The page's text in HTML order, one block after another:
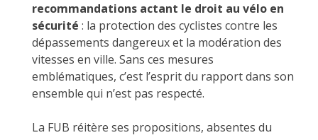
recommandations actant le droit au vélo en
sécurité : la protection des cyclistes contre les
dépassements dangereux et la modération des
vitesses en ville. Sans ces mesures
emblématiques, c’est l’esprit du rapport dans son
ensemble qui n’est pas respecté.
La FUB réitère ses propositions, absentes du